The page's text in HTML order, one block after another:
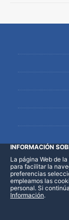
LinkedIn
INFORMACIÓN
La página Web de
para facilitar la
preferencias
empleamos las
personal. Si
Información.